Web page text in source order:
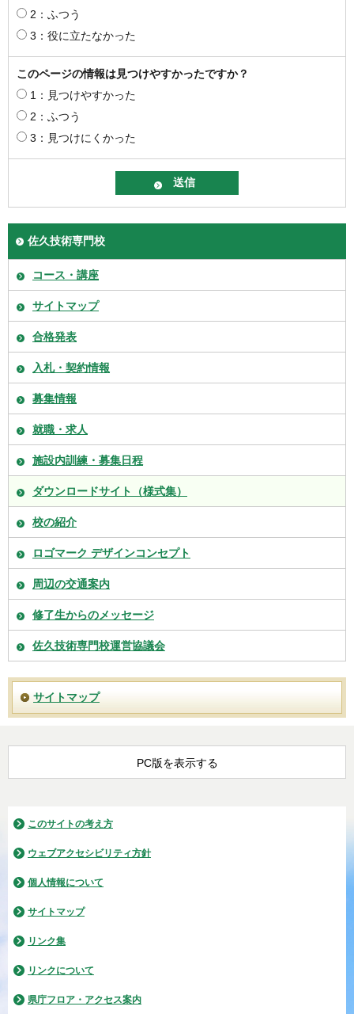
2：ふつう
3：役に立たなかった
このページの情報は見つけやすかったですか？
1：見つけやすかった
2：ふつう
3：見つけにくかった
佐久技術専門校
コース・講座
サイトマップ
合格発表
入札・契約情報
募集情報
就職・求人
施設内訓練・募集日程
ダウンロードサイト（様式集）
校の紹介
ロゴマーク デザインコンセプト
周辺の交通案内
修了生からのメッセージ
佐久技術専門校運営協議会
サイトマップ
PC版を表示する
このサイトの考え方
ウェブアクセシビリティ方針
個人情報について
サイトマップ
リンク集
リンクについて
県庁フロア・アクセス案内